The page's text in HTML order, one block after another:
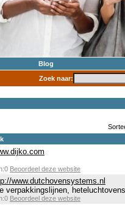
Blog
Zoek naar:
Beoordeel deze website
www.dutchovensystems.nl
verpakkingslijnen,
Beoordeel deze website